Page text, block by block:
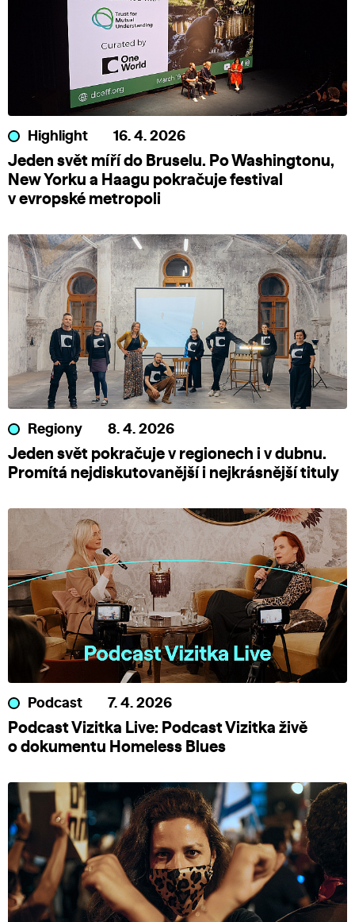
Highlight 16. 4. 2026
Jeden svět míří do Bruselu. Po Washingtonu,
New Yorku a Haagu pokračuje festival
v evropské metropoli
Regiony 8. 4. 2026
Jeden svět pokračuje v regionech i v dubnu.
Promítá nejdiskutovanější i nejkrásnější tituly
Podcast 7. 4. 2026
Podcast Vizitka Live: Podcast Vizitka živě
o dokumentu Homeless Blues